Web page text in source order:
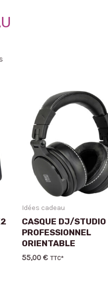
Idées cadeau
CASQUE DJ/STUDIO
PROFESSIONNEL
ORIENTABLE
55,00€ TTC*